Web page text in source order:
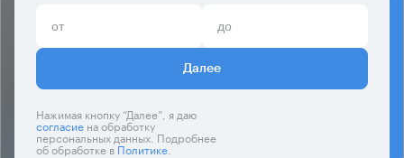
Далее
Нажимая кнопку “Далее”, я даю
согласиена обработку
персональных данных. Подробнее
об обработке вПолитике.